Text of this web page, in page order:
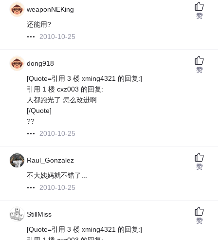
weaponNEKing
还能用?
2010-10-25
赞
dong918
[Quote=引用 3 楼 xming4321 的回复:]
引用 1 楼 cxz003 的回复:
人都跑光了 怎么改进啊
[/Quote]
??
2010-10-25
赞
Raul_Gonzalez
不大姨妈就不错了...
2010-10-25
赞
StillMiss
[Quote=引用 3 楼 xming4321 的回复:]
赞